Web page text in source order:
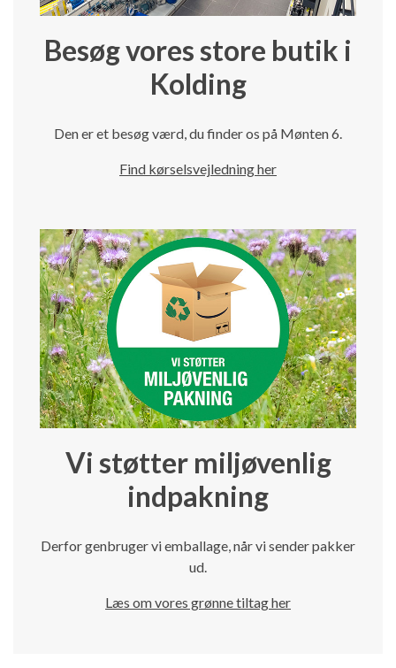
Besøg vores store butik i
Kolding
Den er et besøg værd, du finder os på Mønten 6.
Find kørselsvejledning her
Vi støtter miljøvenlig
indpakning
Derfor genbruger vi emballage, når vi sender pakker
ud.
Læs om vores grønne tiltag her